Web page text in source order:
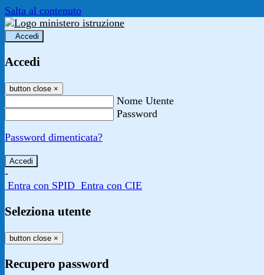
Salta al contenuto
Accedi
Accedi
button close ×
Nome Utente
Password
Password dimenticata?
-
Entra con SPID Entra con CIE
Seleziona utente
button close ×
Recupero password